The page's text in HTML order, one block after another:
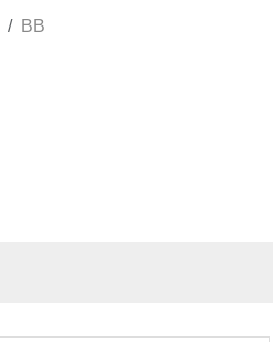
BB